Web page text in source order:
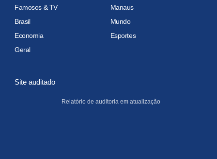
Famosos & TV
Manaus
Brasil
Mundo
Economia
Esportes
Geral
Site auditado
Relatório de auditoria em atualização